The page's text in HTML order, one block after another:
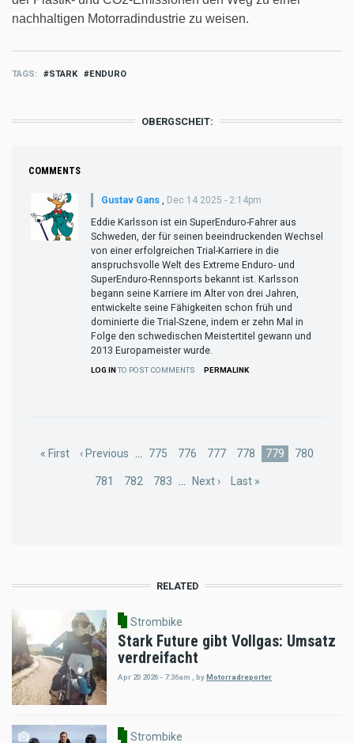
nachhaltigen Motorradindustrie zu weisen.
TAGS STARK ENDURO
OBERGSCHEIT:
COMMENTS
Gustav Gans Dec 14 2025 - 2:14pm
Eddie Karlsson ist ein SuperEnduro-Fahrer aus
Schweden, der für seinen beeindruckenden Wechsel
von einer erfolgreichen Trial-Karriere in die
anspruchsvolle Welt des Extreme Enduro- und
SuperEnduro-Rennsports bekannt ist. Karlsson
begann seine Karriere im Alter von drei Jahren,
entwickelte seine Fähigkeiten schon früh und
dominierte die Trial-Szene, indem er zehn Mal in
Folge den schwedischen Meistertitel gewann und
2013 Europameister wurde.
LOG IN TO POST COMMENTS PERMALINK
First
« First
Previous
‹ Previous Page
775 Page
776 Page
777 Page
778
Current
779 Page
780
Page
781 Page
782 Page
783
Next
Next ›
Last
Last »
RELATED
Strombike
Stark Future gibt Vollgas: Umsatz
verdreifacht
Apr 20 2026 - 7:36am byMotorradreporter
Strombike